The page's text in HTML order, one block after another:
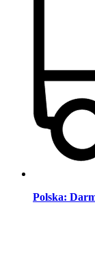
Polska: